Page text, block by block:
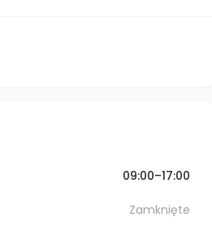
09:00–17:00
Zamknięte